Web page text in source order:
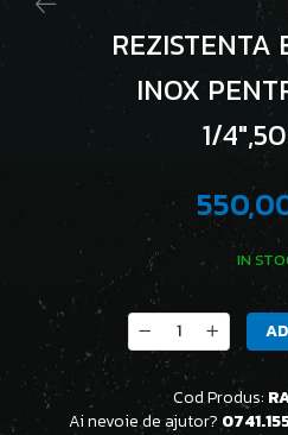
REZISTENTA
INOX
1/
IN
Cod Produs:
Ai nevoie de ajutor?